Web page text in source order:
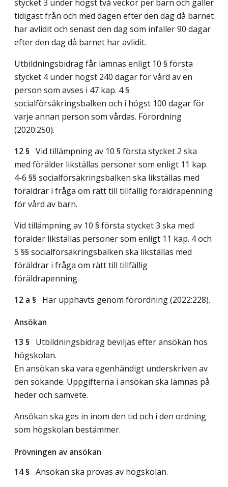
stycket 3 under högst två veckor per barn och gäller
tidigast från och med dagen efter den dag då barnet
har avlidit och senast den dag som infaller 90 dagar
efter den dag då barnet har avlidit.
Utbildningsbidrag får lämnas enligt 10 § första
stycket 4 under högst 240 dagar för vård av en
person som avses i 47 kap. 4 §
socialförsäkringsbalken och i högst 100 dagar för
varje annan person som vårdas. Förordning
(2020:250).
12 § Vid tillämpning av 10 § första stycket 2 ska
med förälder likställas personer som enligt 11 kap.
4-6 §§ socialförsäkringsbalken ska likställas med
föräldrar i fråga om rätt till tillfällig föräldrapenning
för vård av barn.
Vid tillämpning av 10 § första stycket 3 ska med
förälder likställas personer som enligt 11 kap. 4 och
5 §§ socialförsäkringsbalken ska likställas med
föräldrar i fråga om rätt till tillfällig
föräldrapenning.
12 a § Har upphävts genom förordning (2022:228).
Ansökan
13 § Utbildningsbidrag beviljas efter ansökan hos
högskolan.
En ansökan ska vara egenhändigt underskriven av
den sökande. Uppgifterna i ansökan ska lämnas på
heder och samvete.
Ansökan ska ges in inom den tid och i den ordning
som högskolan bestämmer.
Prövningen av ansökan
14 § Ansökan ska prövas av högskolan.